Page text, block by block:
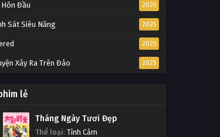
Hôn Đầu 2025
Sát Siêu Năng 2025
2025
Xảy Ra Trên Đảo 2025
lẻ
Tháng Ngày Tươi Đẹp
Thể loại: Tình Cảm